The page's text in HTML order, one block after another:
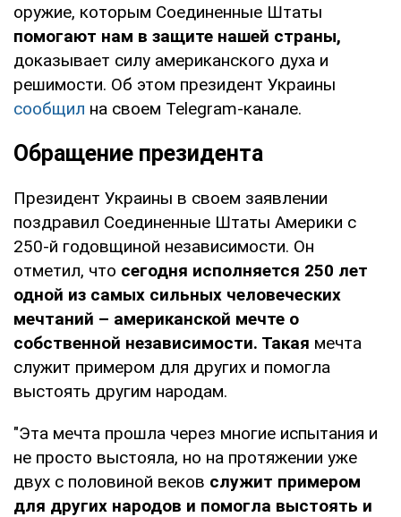
оружие, которым Соединенные Штаты
помогают нам в защите нашей страны,
доказывает силу американского духа и
решимости. Об этом президент Украины
сообщил на своем Telegram-канале.
Обращение президента
Президент Украины в своем заявлении
поздравил Соединенные Штаты Америки с
250-й годовщиной независимости. Он
отметил, что сегодня исполняется 250 лет
одной из самых сильных человеческих
мечтаний – американской мечте о
собственной независимости. Такая мечта
служит примером для других и помогла
выстоять другим народам.
"Эта мечта прошла через многие испытания и
не просто выстояла, но на протяжении уже
двух с половиной веков служит примером
для других народов и помогла выстоять и